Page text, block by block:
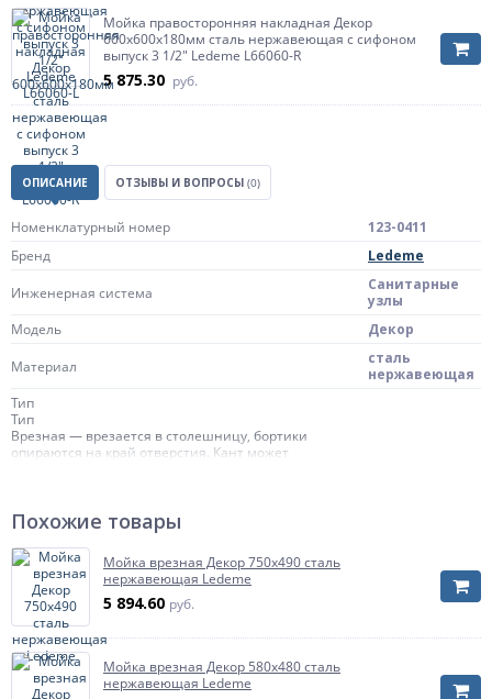
Мойка правосторонняя накладная Декор
600х600х180мм сталь нержавеющая с сифоном
выпуск 3 1/2" Ledeme L66060-R
5 875.30 руб.
ОПИСАНИЕ ОТЗЫВЫ И ВОПРОСЫ (0)
Номенклатурный номер
123-0411
Бренд
Ledeme
Инженерная система
Санитарные
узлы
Модель
Декор
Материал
сталь
нержавеющая
Тип
Тип
Врезная — врезается в столешницу, бортики
опираются на край отверстия. Кант может
зависимости от размера может полностью
заменять столешницу.Подстольная — мойка
монтируется под стол, создавая единое целое со
столешницей. Требует хорошей герметизации
стыка. Вариант чаще используется для гранитных
или деревянных столешниц.Врезная/подстольная
— возможны оба варианта установки.
Ширина, мм
Ширина, мм
Ширина - максимальный линейный размер по
Похожие товары
Мойка врезная Декор 750х490 сталь
нержавеющая Ledeme
5 894.60 руб.
Мойка врезная Декор 580х480 сталь
нержавеющая Ledeme